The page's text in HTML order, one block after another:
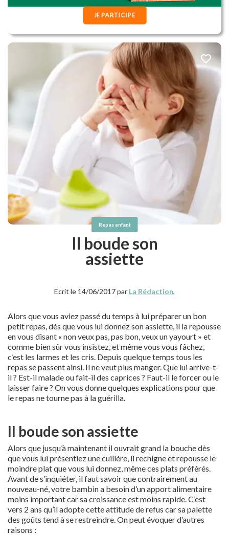
JE PARTICIPE
Repas enfant
Il boude son
assiette
Ecrit le 14/06/2017 par La Rédaction,
Alors que vous aviez passé du temps à lui préparer un bon
petit repas, dès que vous lui donnez son assiette, il la repousse
en vous disant « non veux pas, pas bon, veux un yayourt » et
comme bien sûr vous insistez, et même vous vous fâchez,
c’est les larmes et les cris. Depuis quelque temps tous les
repas se passent ainsi. Il ne veut plus manger. Que lui arrive-t-
il ? Est-il malade ou fait-il des caprices ? Faut-il le forcer ou le
laisser faire ? On vous donne quelques explications pour que
le repas ne tourne pas à la guérilla.
Il boude son assiette
Alors que jusqu’à maintenant il ouvrait grand la bouche dès
que vous lui présentiez une cuillère, il rechigne et repousse le
moindre plat que vous lui donnez, même ces plats préférés.
Avant de s’inquiéter, il faut savoir que contrairement au
nouveau-né, votre bambin a besoin d’un apport alimentaire
moins important car sa croissance est moins rapide. C’est
vers 2 ans qu’il adopte cette attitude de refus car sa palette
des goûts tend à se restreindre. On peut évoquer d’autres
raisons :